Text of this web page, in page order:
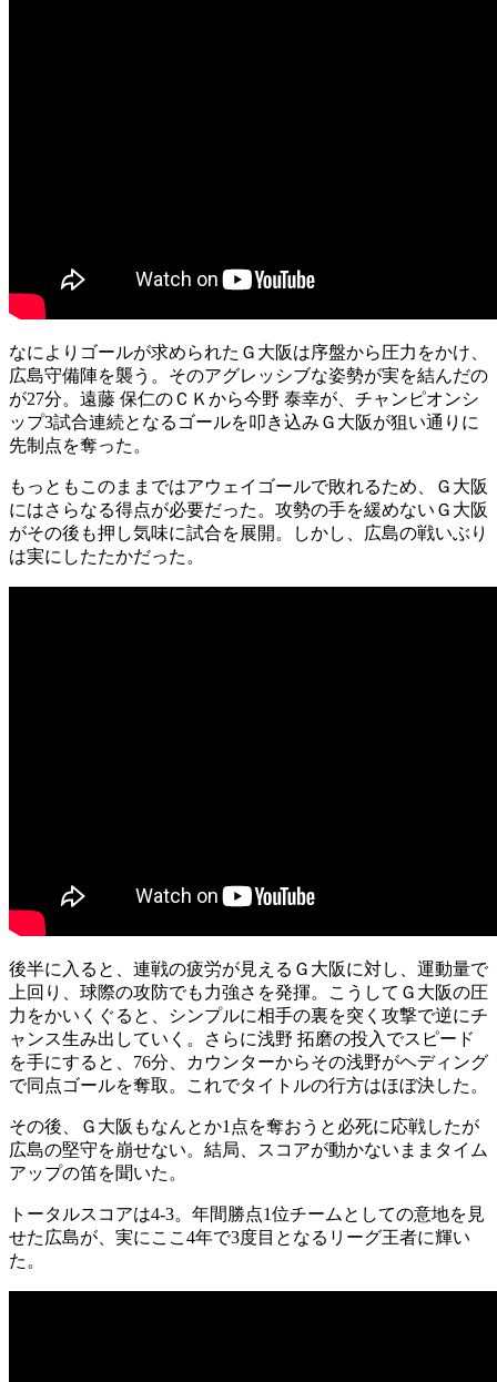
なによりゴールが求められたＧ大阪は序盤から圧力をかけ、
広島守備陣を襲う。そのアグレッシブな姿勢が実を結んだの
が27分。遠藤 保仁のＣＫから今野 泰幸が、チャンピオンシ
ップ3試合連続となるゴールを叩き込みＧ大阪が狙い通りに
先制点を奪った。
もっともこのままではアウェイゴールで敗れるため、Ｇ大阪
にはさらなる得点が必要だった。攻勢の手を緩めないＧ大阪
がその後も押し気味に試合を展開。しかし、広島の戦いぶり
は実にしたたかだった。
後半に入ると、連戦の疲労が見えるＧ大阪に対し、運動量で
上回り、球際の攻防でも力強さを発揮。こうしてＧ大阪の圧
力をかいくぐると、シンプルに相手の裏を突く攻撃で逆にチ
ャンス生み出していく。さらに浅野 拓磨の投入でスピード
を手にすると、76分、カウンターからその浅野がヘディング
で同点ゴールを奪取。これでタイトルの行方はほぼ決した。
その後、Ｇ大阪もなんとか1点を奪おうと必死に応戦したが
広島の堅守を崩せない。結局、スコアが動かないままタイム
アップの笛を聞いた。
トータルスコアは4-3。年間勝点1位チームとしての意地を見
せた広島が、実にここ4年で3度目となるリーグ王者に輝い
た。